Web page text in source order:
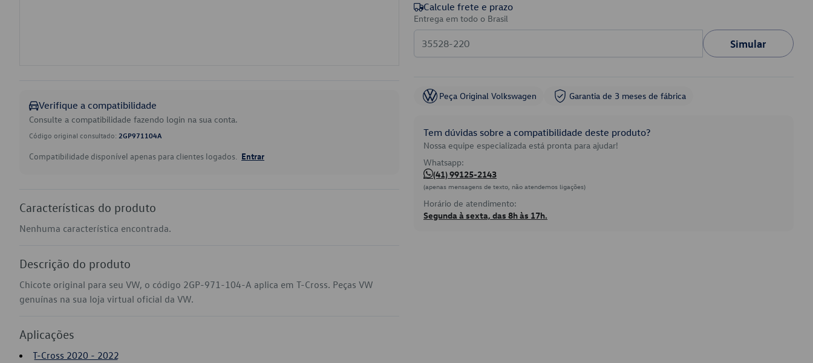
Verifique a compatibilidade
Consulte a compatibilidade fazendo login na sua conta.
Código original consultado: 2GP971104A
Compatibilidade disponível apenas para clientes logados. Entrar
Características do produto
Nenhuma característica encontrada.
Descrição do produto
Chicote original para seu VW, o código 2GP-971-104-A aplica em T-Cross. Peças VW
genuínas na sua loja virtual oficial da VW.
Aplicações
T-Cross 2020 - 2022
Calcule frete e prazo
Entrega em todo o Brasil
Simular
Peça Original Volkswagen Garantia de 3 meses de fábrica
Tem dúvidas sobre a compatibilidade deste produto?
Nossa equipe especializada está pronta para ajudar!
Whatsapp:
(41) 99125-2143
(apenas mensagens de texto, não atendemos ligações)
Horário de atendimento:
Segunda à sexta, das 8h às 17h.